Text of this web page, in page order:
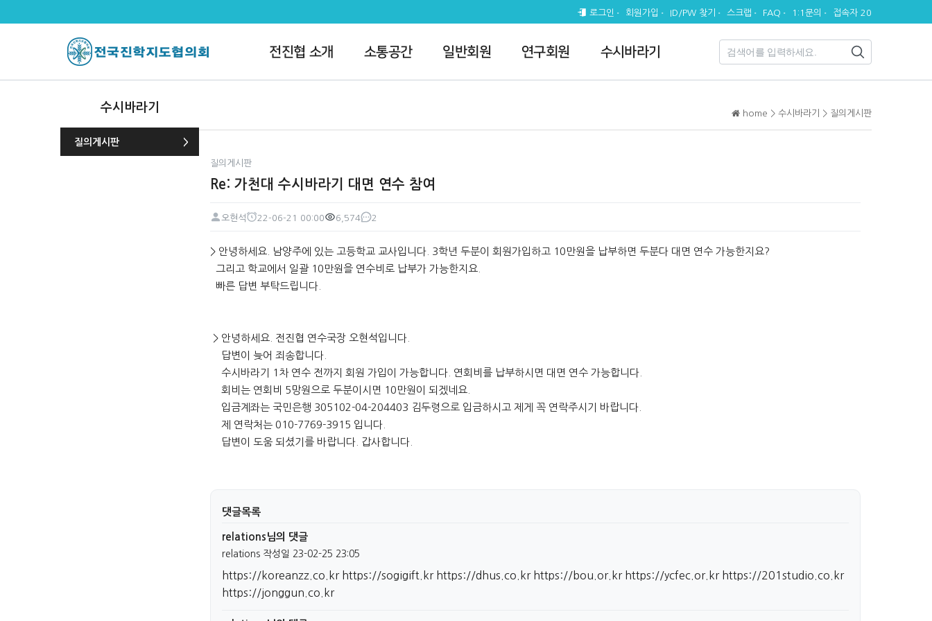
로그인 회원가입 ID/PW 찾기 스크랩 FAQ 1:1문의 접속자 20
전진협 소개 소통공간 일반회원 연구회원 수시바라기
수시바라기
질의게시판
home > 수시바라기 > 질의게시판
질의게시판
Re: 가천대 수시바라기 대면 연수 참여
페이지 정보
오현석
22-06-21 00:00
6,574
2
본문
> 안녕하세요. 남양주에 있는 고등학교 교사입니다. 3학년 두분이 회원가입하고 10만원을 납부하면 두분다 대면 연수 가능한지요?
그리고 학교에서 일괄 10만원을 연수비로 납부가 가능한지요.
빠른 답변 부탁드립니다.
> 안녕하세요. 전진협 연수국장 오현석입니다.
답변이 늦어 죄송합니다.
수시바라기 1차 연수 전까지 회원 가입이 가능합니다. 연회비를 납부하시면 대면 연수 가능합니다.
회비는 연회비 5망원으로 두분이시면 10만원이 되겠네요.
입금계좌는 국민은행 305102-04-204403 김두령으로 입금하시고 제게 꼭 연락주시기 바랍니다.
제 연락처는 010-7769-3915 입니다.
답변이 도움 되셨기를 바랍니다. 갑사합니다.
댓글목록
relations님의 댓글
relations 작성일 23-02-25 23:05
https://koreanzz.co.kr https://sogigift.kr https://dhus.co.kr https://bou.or.kr https://ycfec.or.kr https://201studio.co.kr
https://jonggun.co.kr